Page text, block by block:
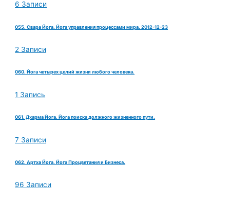
6 Записи
055. Свара Йога. Йога управления процессами мира. 2012-12-23
2 Записи
060. Йога четырех целий жизни любого человека.
1 Запись
061. Дхарма Йога. Йога поиска должного жизненного пути.
7 Записи
062. Артха Йога. Йога Процветания и Бизнеса.
96 Записи